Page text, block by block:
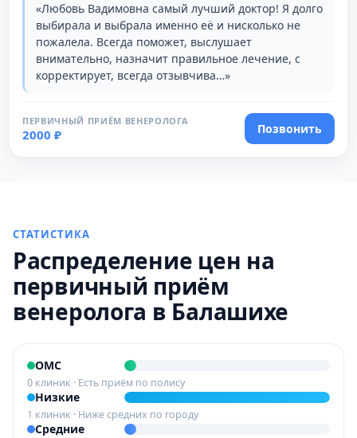
«Любовь Вадимовна самый лучший доктор! Я долго
выбирала и выбрала именно её и нисколько не
пожалела. Всегда поможет, выслушает
внимательно, назначит правильное лечение, с
корректирует, всегда отзывчива…»
ПЕРВИЧНЫЙ ПРИЁМ ВЕНЕРОЛОГА
2000 ₽ Позвонить
СТАТИСТИКА
Распределение цен на
первичный приём
венеролога в Балашихе
ОМС
0 клиник · Есть приём по полису
Низкие
1 клиник · Ниже средних по городу
Средние